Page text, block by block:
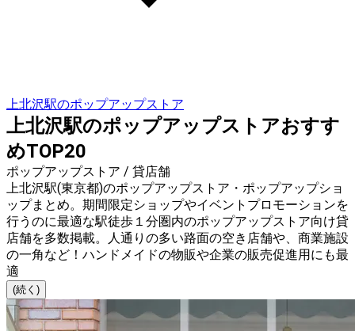
上北沢駅のポップアップストア
上北沢駅のポップアップストアおすす
めTOP20
ポップアップストア / 貸店舗
上北沢駅(東京都)のポップアップストア・ポップアップショ
ップまとめ。期間限定ショップやイベントプロモーションを
行うのに最適な駅徒歩１分圏内のポップアップストア向け貸
店舗を多数掲載。人通りの多い路面の空き店舗や、商業施設
の一角など！ハンドメイドの物販や企業の販売促進用にも最
適
(続く)